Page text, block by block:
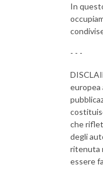
In
- - -
europea
che
degli
ritenuta
essere